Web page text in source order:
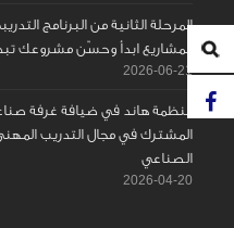
المرحلة الثانية من البرنامج
المشاريع ابدأ وحسّن مشروعك
2026-06-21
منظمة هاند في ضيافة غرفة
المشترك في مجال التدريب
الصناعي
2026-04-20